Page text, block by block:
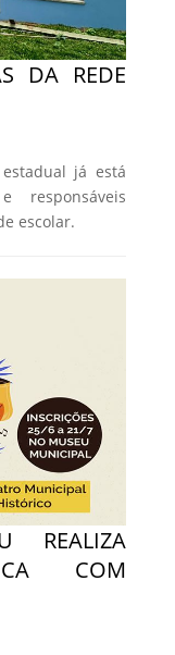
DA REDE
já está
escolar.
REALIZA
COM